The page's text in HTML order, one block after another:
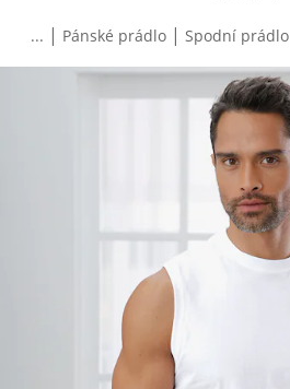
... | Pánské prádlo | Spodní prádlo